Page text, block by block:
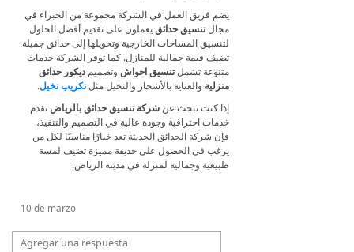
يضم فريق العمل في الشركة مجموعة من الخبراء في
مجالتنسيق حدائق يعملون على تقديم أفضل الحلول
لتنسيق المساحات الخارجية وتحويلها إلى حدائق جميلة
تضيف قيمة جمالية للمنازل. كما توفر الشركة خدمات
متنوعة تشملتنسيق احواش وتصميم ديكور حدائق
منزلية والعناية بالأشجار والنخيل مثلتكريب نخيل.
إذا كنت تبحث عن شركة تنسيق حدائق بالرياض تقدم
خدمات احترافية وجودة عالية في التصميم والتنفيذ،
فإن شركة الحدائق الحديثة تعد خيارًا مناسبًا لكل من
يرغب في الحصول على حديقة مميزة تضيف لمسة
طبيعية وجمالية لمنزله في مدينة الرياض.
10 de marzo
Agregar una respuesta